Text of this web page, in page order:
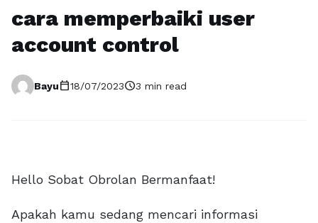
cara memperbaiki user
account control
Bayucalendar_today18/07/2023schedule3 min read
Hello Sobat Obrolan Bermanfaat!
Apakah kamu sedang mencari informasi